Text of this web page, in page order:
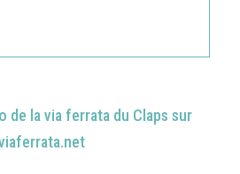
de la via ferrata du Claps sur